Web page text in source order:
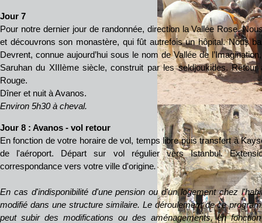
Jour 7
Pour notre dernier jour de randonnée, direction la Vallée Rose.
et découvrons son monastère, qui fût autrefois un hôpital. Nous
Devrent, connue aujourd’hui sous le nom de Vallée de
Saruhan du XIIIème siècle, construit par les seldjoukides. Retour
Rouge.
Dîner et nuit à Avanos.
Environ 5h30 à cheval.
Jour 8 : Avanos - vol retour
En fonction de votre horaire de vol, temps libre puis transfert à
de l'aéroport. Départ sur vol régulier vers Istanbul.
correspondance vers votre ville d'origine.
En cas d'indisponibilité d'une pension ou d'un logement chez
modifié dans une structure similaire. Le déroulement de ce
peut subir des modifications ou des aménagements, en